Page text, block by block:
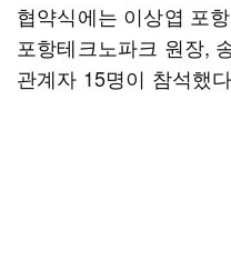
협약식에는 이상엽 포
포항테크노파크 원장,
관계자 15명이 참석했